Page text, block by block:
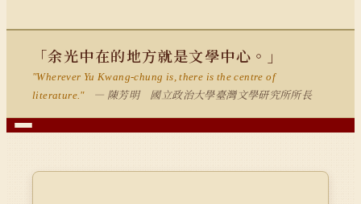
「余光中在的地方就是文學中心。」
"Wherever Yu Kwang-chung is, there is the centre of
literature."
— 陳芳明 國立政治大學臺灣文學研究所所長